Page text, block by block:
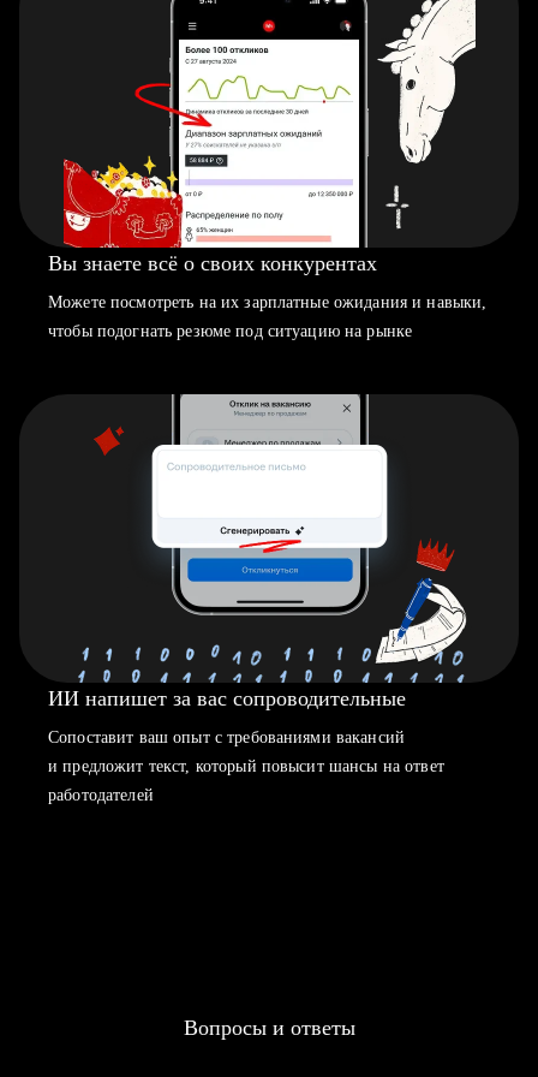
Вы знаете всё о своих конкурентах
Можете посмотреть на их зарплатные ожидания и навыки,
чтобы подогнать резюме под ситуацию на рынке
ИИ напишет за вас сопроводительные
Сопоставит ваш опыт с требованиями вакансий
и предложит текст, который повысит шансы на ответ
работодателей
Вопросы и ответы